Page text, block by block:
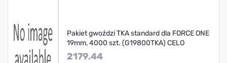
Pakiet gwoździ TKA standard dla FORCE ONE
19mm, 4000 szt. (G19800TKA) CELO
2179.44